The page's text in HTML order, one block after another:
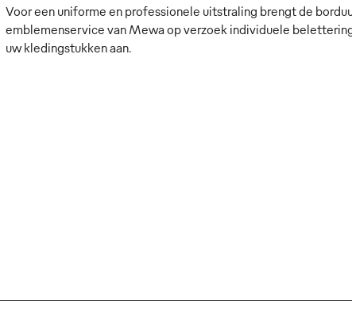
Voor een uniforme en professionele uitstraling brengt de
emblemenservice van Mewa op verzoek individuele
uw kledingstukken aan.